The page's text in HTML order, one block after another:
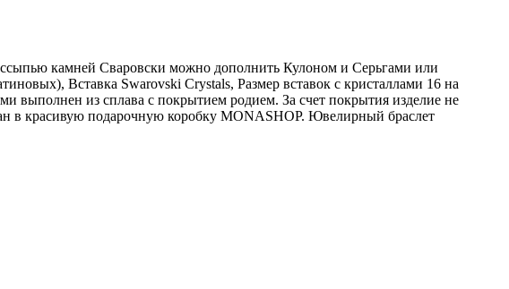
камней Сваровски можно дополнить Кулоном и Серьгами или
Вставка Swarovski Crystals, Размер вставок с кристаллами 16 на
выполнен из сплава с покрытием родием. За счет покрытия изделие не
в красивую подарочную коробку MONASHOP. Ювелирный браслет